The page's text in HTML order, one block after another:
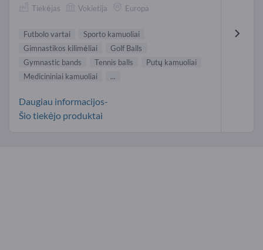
Tiekėjas Vokietija Europa
Futbolo vartai
Sporto kamuoliai
Gimnastikos kilimėliai
Golf Balls
Gymnastic bands
Tennis balls
Putų kamuoliai
Medicininiai kamuoliai
...
Daugiau informacijos-
Šio tiekėjo produktai